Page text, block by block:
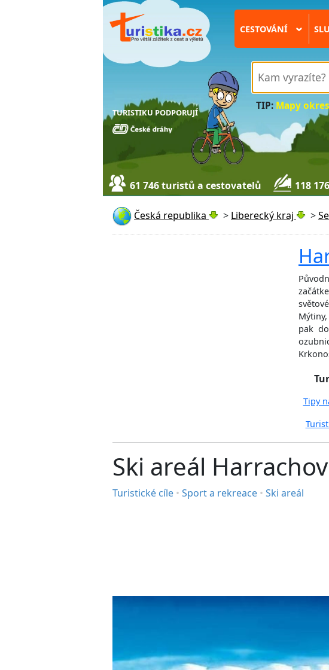
TURISTIKU PODPORUJÍ
CESTOVÁNÍ ›
TIP: Mapy
61 746 turistů a cestovatelů 118
Česká republika > Liberecký kraj >
pak
Tipy
Ski areál Harrachov
Turistické cíle • Sport a rekreace • Ski areál